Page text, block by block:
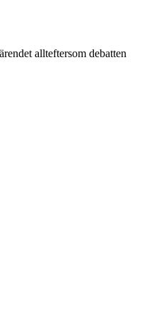
allteftersom debatten